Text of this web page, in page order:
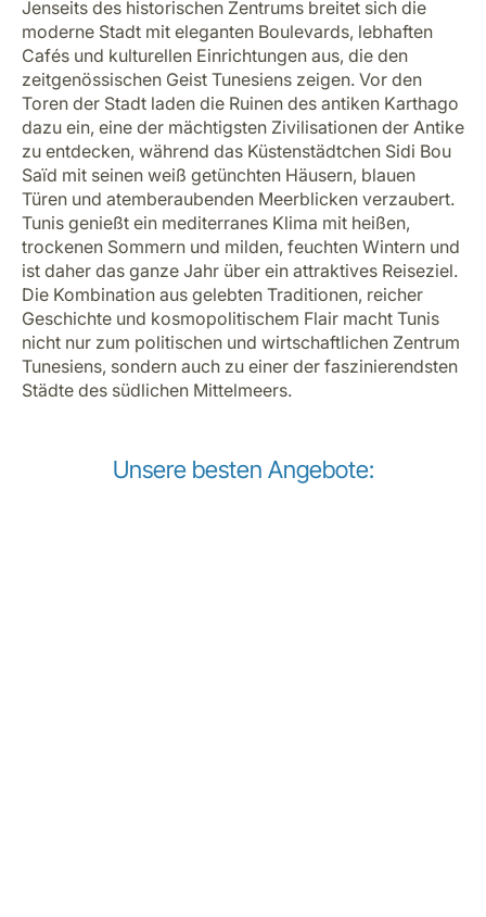
Jenseits des historischen Zentrums breitet sich die
moderne Stadt mit eleganten Boulevards, lebhaften
Cafés und kulturellen Einrichtungen aus, die den
zeitgenössischen Geist Tunesiens zeigen. Vor den
Toren der Stadt laden die Ruinen des antiken Karthago
dazu ein, eine der mächtigsten Zivilisationen der Antike
zu entdecken, während das Küstenstädtchen Sidi Bou
Saïd mit seinen weiß getünchten Häusern, blauen
Türen und atemberaubenden Meerblicken verzaubert.
Tunis genießt ein mediterranes Klima mit heißen,
trockenen Sommern und milden, feuchten Wintern und
ist daher das ganze Jahr über ein attraktives Reiseziel.
Die Kombination aus gelebten Traditionen, reicher
Geschichte und kosmopolitischem Flair macht Tunis
nicht nur zum politischen und wirtschaftlichen Zentrum
Tunesiens, sondern auch zu einer der faszinierendsten
Städte des südlichen Mittelmeers.
Unsere besten Angebote: